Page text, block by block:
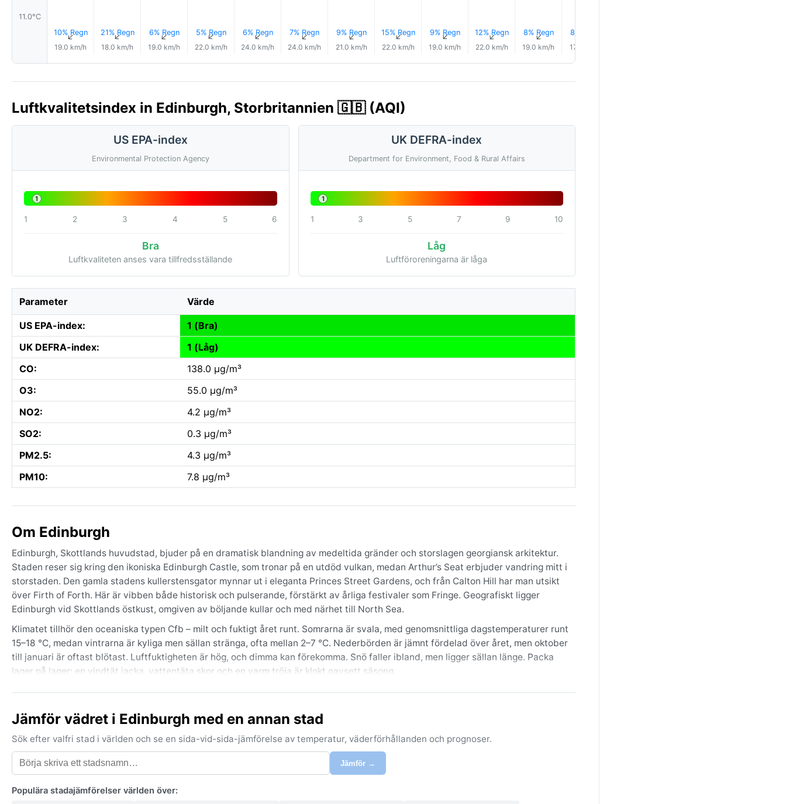
11.0°C
10% Regn
↑
19.0 km/h
21% Regn
↑
18.0 km/h
6% Regn
↑
19.0 km/h
5% Regn
↑
22.0 km/h
6% Regn
↑
24.0 km/h
7% Regn
↑
24.0 km/h
9% Regn
↑
21.0 km/h
15% Regn
↑
22.0 km/h
9% Regn
↑
19.0 km/h
12% Regn
↑
22.0 km/h
8% Regn
↑
19.0 km/h
8% Regn
17.0 km/h
Luftkvalitetsindex in Edinburgh, Storbritannien 🇬🇧 (AQI)
US EPA-index
Environmental Protection Agency
1
1 2 3 4 5 6
Bra
Luftkvaliteten anses vara tillfredsställande
UK DEFRA-index
Department for Environment, Food & Rural Affairs
1
1 3 5 7 9 10
Låg
Luftföroreningarna är låga
Parameter Värde
US EPA-index:
1 (Bra)
UK DEFRA-index:
1 (Låg)
CO:
138.0 µg/m³
O3:
55.0 µg/m³
NO2:
4.2 µg/m³
SO2:
0.3 µg/m³
PM2.5:
4.3 µg/m³
PM10:
7.8 µg/m³
Om Edinburgh
Edinburgh, Skottlands huvudstad, bjuder på en dramatisk blandning av medeltida gränder och storslagen georgiansk arkitektur.
Staden reser sig kring den ikoniska Edinburgh Castle, som tronar på en utdöd vulkan, medan Arthur’s Seat erbjuder vandring mitt i
storstaden. Den gamla stadens kullerstensgator mynnar ut i eleganta Princes Street Gardens, och från Calton Hill har man utsikt
över Firth of Forth. Här är vibben både historisk och pulserande, förstärkt av årliga festivaler som Fringe. Geografiskt ligger
Edinburgh vid Skottlands östkust, omgiven av böljande kullar och med närhet till North Sea.
Klimatet tillhör den oceaniska typen Cfb – milt och fuktigt året runt. Somrarna är svala, med genomsnittliga dagstemperaturer runt
15–18 °C, medan vintrarna är kyliga men sällan stränga, ofta mellan 2–7 °C. Nederbörden är jämnt fördelad över året, men oktober
till januari är oftast blötast. Luftfuktigheten är hög, och dimma kan förekomma. Snö faller ibland, men ligger sällan länge. Packa
lager på lager: en vindtät jacka, vattentäta skor och en varm tröja är klokt oavsett säsong.
Bästa tiden för väder är från maj till september, då dagarna är längre och mildare, även om regnskurar alltid lurar. En lokal
stilla, grått ljus. Höststormar kan förekomma, och i januari–februari kan ett tunt snötäcke pryda taken. För den som söker lägst risk
för regn är april och maj ofta torrast, medan augusti lockar med kulturkaos och festivalfeber. Vädret är nyckfullt, men just det gör
Jämför vädret i Edinburgh med en annan stad
Sök efter valfri stad i världen och se en sida-vid-sida-jämförelse av temperatur, väderförhållanden och prognoser.
Jämför →
Populära stadajämförelser världen över: